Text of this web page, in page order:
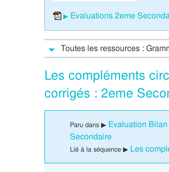
Evaluations 2eme
Toutes les ressources :
Les compléments
corrigés : 2eme
Paru dans ▶ Evaluation
Secondaire
Lié à la séquence ▶ Les